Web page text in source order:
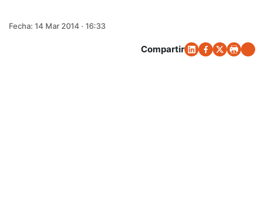
Fecha: 14 Mar 2014 · 16:33
Compartir